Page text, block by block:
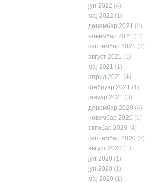
јун 2022 (4)
мај 2022 (1)
децембар 2021 (4)
новембар 2021 (1)
септембар 2021 (3)
август 2021 (1)
мај 2021 (1)
април 2021 (4)
фебруар 2021 (1)
јануар 2021 (3)
децембар 2020 (4)
новембар 2020 (1)
октобар 2020 (4)
септембар 2020 (6)
август 2020 (1)
јул 2020 (1)
јун 2020 (1)
мај 2020 (1)